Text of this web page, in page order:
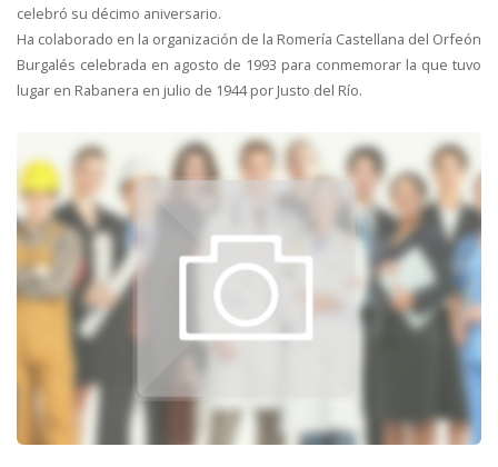
celebró su décimo aniversario.
Ha colaborado en la organización de la Romería Castellana del Orfeón
Burgalés celebrada en agosto de 1993 para conmemorar la que tuvo
lugar en Rabanera en julio de 1944 por Justo del Río.